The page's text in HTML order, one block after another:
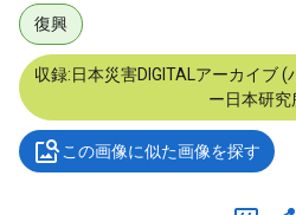
復興
収録:日本災害DIGITALアーカイブ
ー日本研究
この画像に似た画像を探す